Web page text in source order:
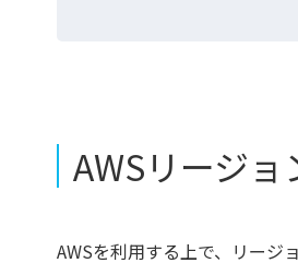
AWSリージ
AWSを利用する上で、リージ